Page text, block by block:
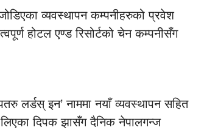
जोडिएका व्यवस्थापन कम्पनीहरुको प्रवेश
होटल एण्ड रिसोर्टको चेन कम्पनीसँग
लर्डस् इन’ नाममा नयाँ व्यवस्थापन सहित
दिपक झासँग दैनिक नेपालगन्ज